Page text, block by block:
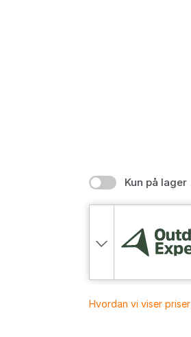
Kun på lager
Hvordan vi viser priser